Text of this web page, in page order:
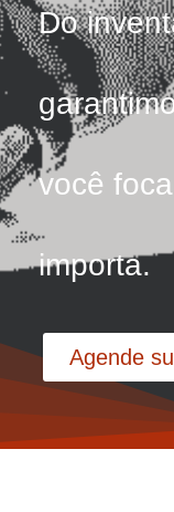
Do
você
importa.
Agende